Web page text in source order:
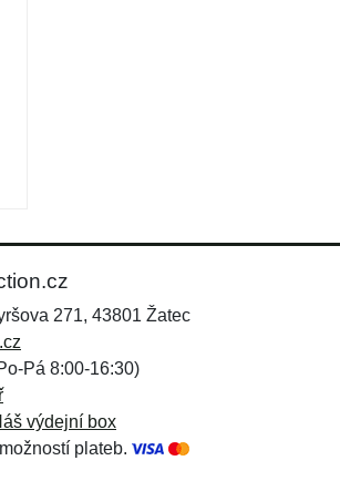
271, 43801 Žatec
Pá 8:00-16:30)
výdejní box
plateb.